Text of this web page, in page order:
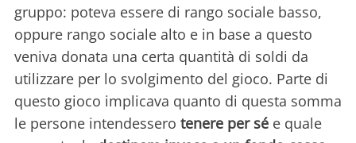
gruppo: poteva essere di rango sociale basso,
oppure rango sociale alto e in base a questo
veniva donata una certa quantità di soldi da
utilizzare per lo svolgimento del gioco. Parte di
questo gioco implicava quanto di questa somma
le persone intendessero tenere per sé e quale